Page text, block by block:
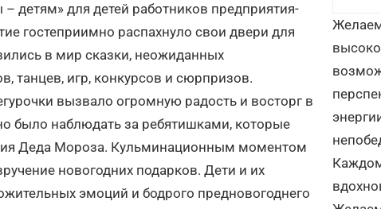
детям» для детей работников предприятия-
гостеприимно распахнуло свои двери для
в мир сказки, неожиданных
танцев, игр, конкурсов и сюрпризов.
вызвало огромную радость и восторг в
было наблюдать за ребятишками, которые
Деда Мороза. Кульминационным моментом
новогодних подарков. Дети и их
эмоций и бодрого предновогоднего